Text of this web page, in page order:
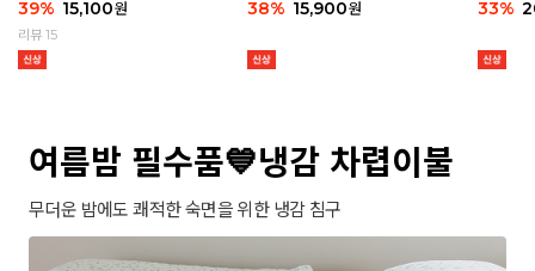
03 세트
39% 15,100원
리뷰 15
athering
38% 15,900원
세트
33%
여름밤 필수품💙냉감 차렵이불
무더운 밤에도 쾌적한 숙면을 위한 냉감 침구